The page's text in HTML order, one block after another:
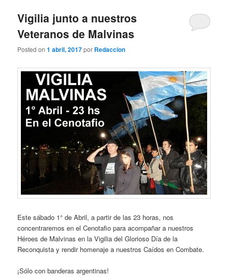
Vigilia junto a nuestros
Veteranos de Malvinas
Posted on1 abril, 2017por Redaccion
Este sábado 1° de Abril, a partir de las 23 horas, nos
concentraremos en el Cenotafio para acompañar a nuestros
Héroes de Malvinas en la Vigilia del Glorioso Día de la
Reconquista y rendir homenaje a nuestros Caídos en Combate.
¡Sólo con banderas argentinas!